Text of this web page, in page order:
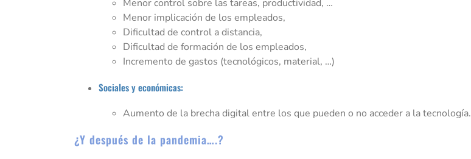
Menor control sobre las tareas, productividad, …
Menor implicación de los empleados,
Dificultad de control a distancia,
Dificultad de formación de los empleados,
Incremento de gastos (tecnológicos, material, …)
Sociales y económicas:
Aumento de la brecha digital entre los que pueden o no acceder a la tecnología.
¿Y después de la pandemia….?